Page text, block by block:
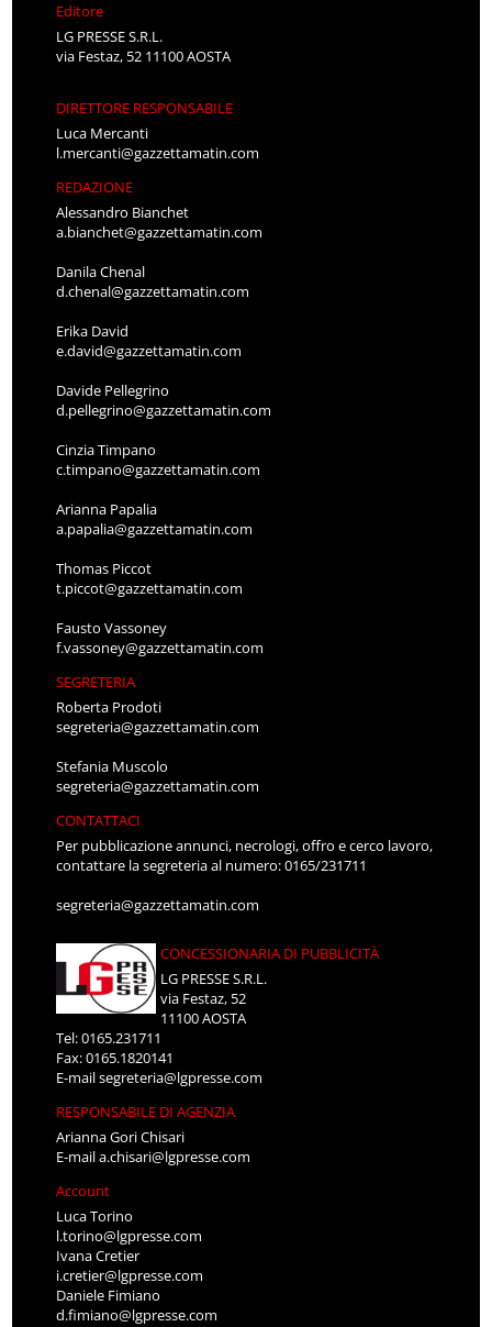
Editore
LG PRESSE S.R.L.
via Festaz, 52 11100 AOSTA
DIRETTORE RESPONSABILE
Luca Mercanti
l.mercanti@gazzettamatin.com
REDAZIONE
Alessandro Bianchet
a.bianchet@gazzettamatin.com
Danila Chenal
d.chenal@gazzettamatin.com
Erika David
e.david@gazzettamatin.com
Davide Pellegrino
d.pellegrino@gazzettamatin.com
Cinzia Timpano
c.timpano@gazzettamatin.com
Arianna Papalia
a.papalia@gazzettamatin.com
Thomas Piccot
t.piccot@gazzettamatin.com
Fausto Vassoney
f.vassoney@gazzettamatin.com
SEGRETERIA
Roberta Prodoti
segreteria@gazzettamatin.com
Stefania Muscolo
segreteria@gazzettamatin.com
CONTATTACI
Per pubblicazione annunci, necrologi, offro e cerco lavoro,
contattare la segreteria al numero: 0165/231711
segreteria@gazzettamatin.com
CONCESSIONARIA DI PUBBLICITÀ
LG PRESSE S.R.L.
via Festaz, 52
11100 AOSTA
Tel: 0165.231711
Fax: 0165.1820141
E-mailsegreteria@lgpresse.com
RESPONSABILE DI AGENZIA
Arianna Gori Chisari
E-maila.chisari@lgpresse.com
Account
Luca Torino
l.torino@lgpresse.com
Ivana Cretier
i.cretier@lgpresse.com
Daniele Fimiano
d.fimiano@lgpresse.com